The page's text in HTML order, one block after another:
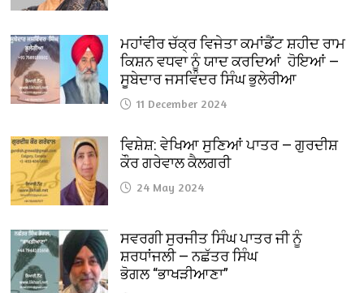
ਮਹਾਂਵੀਰ ਚੱਕ੍ਰ ਵਿਜੇਤਾ ਕਮਾਂਡੈਂਟ ਸ਼ਹੀਦ ਰਾਮ
ਕਿਸ਼ਨ ਵਧਵਾ ਨੂੰ ਯਾਦ ਕਰਦਿਆਂ ਹੋਇਆਂ —
ਸੂਬੇਦਾਰ ਜਸਵਿੰਦਰ ਸਿੰਘ ਭੁਲੇਰੀਆ
11 December 2024
ਵਿਸ਼ੇਸ਼: ਵੇਖਿਆ ਸੁਣਿਆਂ ਪਾਤਰ — ਗੁਰਦੀਸ਼
ਕੌਰ ਗਰੇਵਾਲ ਕੈਲਗਰੀ
24 May 2024
ਸਵਰਗੀ ਸੁਰਜੀਤ ਸਿੰਘ ਪਾਤਰ ਜੀ ਨੂੰ
ਸ਼ਰਧਾਂਜਲੀ — ਨਛੱਤਰ ਸਿੰਘ
ਭੋਗਲ “ਭਾਖੜੀਆਣਾ”